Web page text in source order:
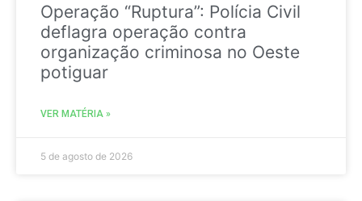
Operação “Ruptura”: Polícia Civil
deflagra operação contra
organização criminosa no Oeste
potiguar
VER MATÉRIA »
5 de agosto de 2026